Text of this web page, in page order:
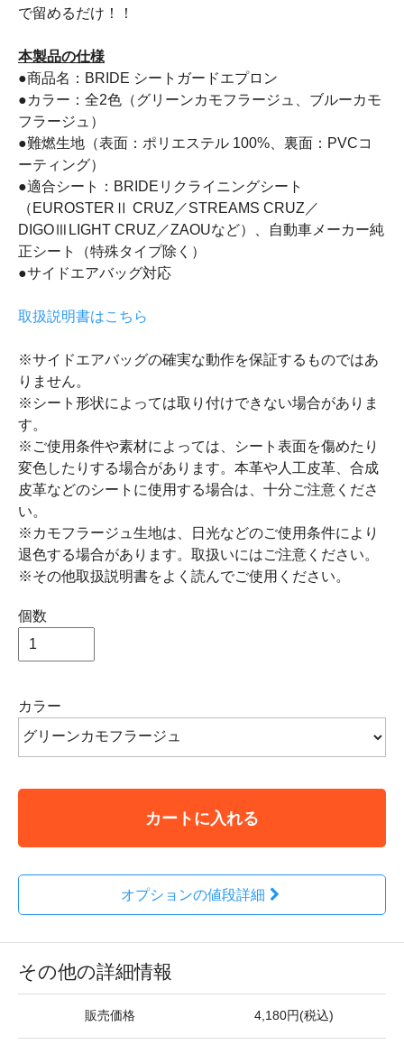
で留めるだけ！！
本製品の仕様
●商品名：BRIDE シートガードエプロン
●カラー：全2色（グリーンカモフラージュ、ブルーカモ
フラージュ）
●難燃生地（表面：ポリエステル 100%、裏面：PVCコ
ーティング）
●適合シート：BRIDEリクライニングシート
（EUROSTERⅡ CRUZ／STREAMS CRUZ／
DIGOⅢLIGHT CRUZ／ZAOUなど）、自動車メーカー純
正シート（特殊タイプ除く）
●サイドエアバッグ対応
取扱説明書はこちら
※サイドエアバッグの確実な動作を保証するものではあ
りません。
※シート形状によっては取り付けできない場合がありま
す。
※ご使用条件や素材によっては、シート表面を傷めたり
変色したりする場合があります。本革や人工皮革、合成
皮革などのシートに使用する場合は、十分ご注意くださ
い。
※カモフラージュ生地は、日光などのご使用条件により
退色する場合があります。取扱いにはご注意ください。
※その他取扱説明書をよく読んでご使用ください。
個数
カラー
カートに入れる
オプションの値段詳細
その他の詳細情報
販売価格 4,180円(税込)